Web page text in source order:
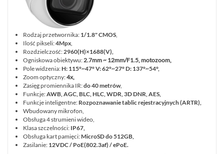
Rodzaj przetwornika: 1/1.8" CMOS,
Ilość pikseli:4Mpx,
Rozdzielczość:2960(H)×1688(V),
Ogniskowa obiektywu:2.7mm ~ 12mm/F1.5, motozoom,
Pole widzenia:H: 115°~47° V: 62°~27° D: 137°~54°,
Zoom optyczny:4x,
Zasięg promiennika IR:do 40 metrów,
Funkcje:AWB, AGC, BLC, HLC, WDR, 3D DNR, AES,
Funkcje inteligentne: Rozpoznawanie tablic rejestracyjnych (ARTR),
Wbudowany mikrofon,
Obsługa 4 strumieni wideo,
Klasa szczelności: IP67,
Obsługa kart pamięci:MicroSD do 512GB,
Zasilanie: 12VDC / PoE(802.3af) / ePoE.